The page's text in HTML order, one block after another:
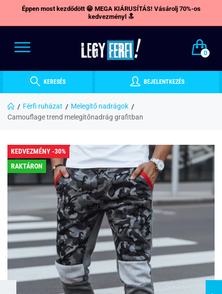
Éppen most kezdődött 😁 MEGA KIÁRUSÍTÁS! Vásárolj 70%-os
kedvezményl 🔝
0
KERESÉS BEJELENTKEZÉS
Férfi ruházat
Melegítő nadrágok
Camouflage trend melegítőnadrág grafitban
KEDVEZMÉNY -30%
RAKTÁRON